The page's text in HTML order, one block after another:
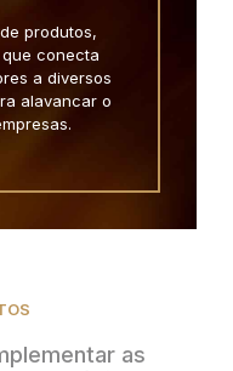
produtos,
conecta
a diversos
alavancar o
as